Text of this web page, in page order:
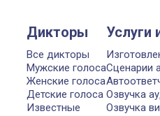
Дикторы
Все дикторы
Мужские голоса
Женские голоса
Детские голоса
Известные
Услуги
Сценарии
Озвучка
Озвучка